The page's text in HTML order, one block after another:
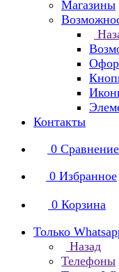
Магазины
Контакты
0 Сравнение
0 Избранное
0 Корзина
Только
Назад
Телефоны